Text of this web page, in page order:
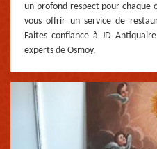
un profond respect pour chaque
vous offrir un service de
Faites confiance à JD
experts de Osmoy.